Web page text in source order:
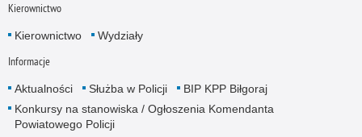
Kierownictwo
Kierownictwo Wydziały
Informacje
Aktualności Służba w Policji
BIP KPP Biłgoraj
Konkursy na stanowiska / Ogłoszenia Komendanta
Powiatowego Policji